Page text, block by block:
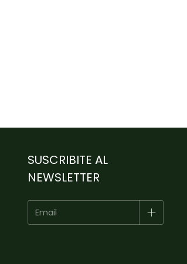
SUSCRIBITE AL
NEWSLETTER